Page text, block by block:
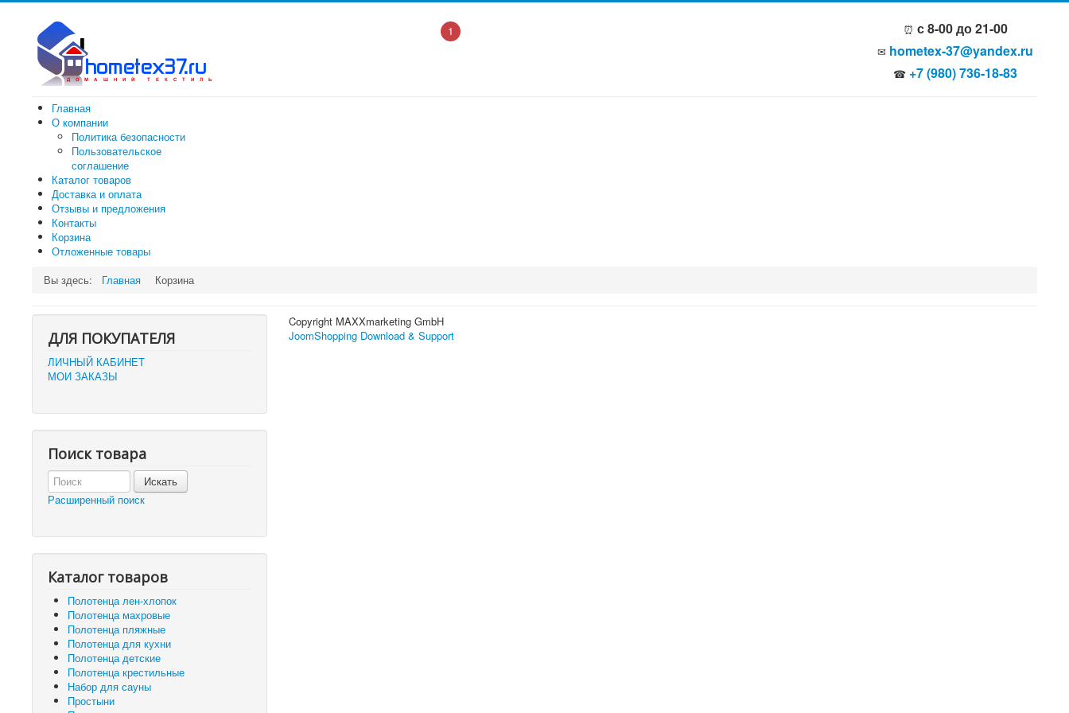
⏰ с 8-00 до 21-00
✉ hometex-37@yandex.ru
☎ +7 (980) 736-18-83
1
Главная
О компании
Политика безопасности
Пользовательское
соглашение
Каталог товаров
Доставка и оплата
Отзывы и предложения
Контакты
Корзина
Отложенные товары
Вы здесь:
Главная Корзина
ДЛЯ ПОКУПАТЕЛЯ
ЛИЧНЫЙ КАБИНЕТ
МОИ ЗАКАЗЫ
Поиск товара
Расширенный поиск
Каталог товаров
Полотенца лен-хлопок
Полотенца махровые
Полотенца пляжные
Полотенца для кухни
Полотенца детские
Полотенца крестильные
Набор для сауны
Простыни
Copyright MAXXmarketing GmbH
JoomShopping Download & Support